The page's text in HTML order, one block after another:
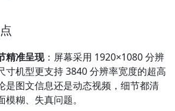
精准呈现：屏幕采用 1920×1080 分辨
寸机型更支持 3840 分辨率宽度的超高
是图文信息还是动态视频，细节都清
糊、失真问题。